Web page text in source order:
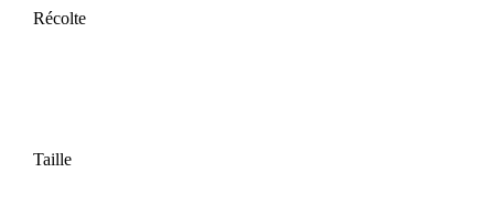
Récolte
Taille